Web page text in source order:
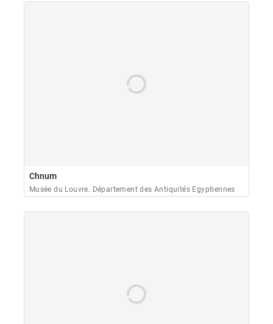
Chnum
Musée du Louvre. Département des Antiquités Egyptiennes